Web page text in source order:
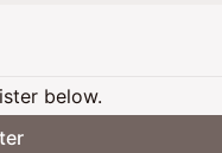
below.